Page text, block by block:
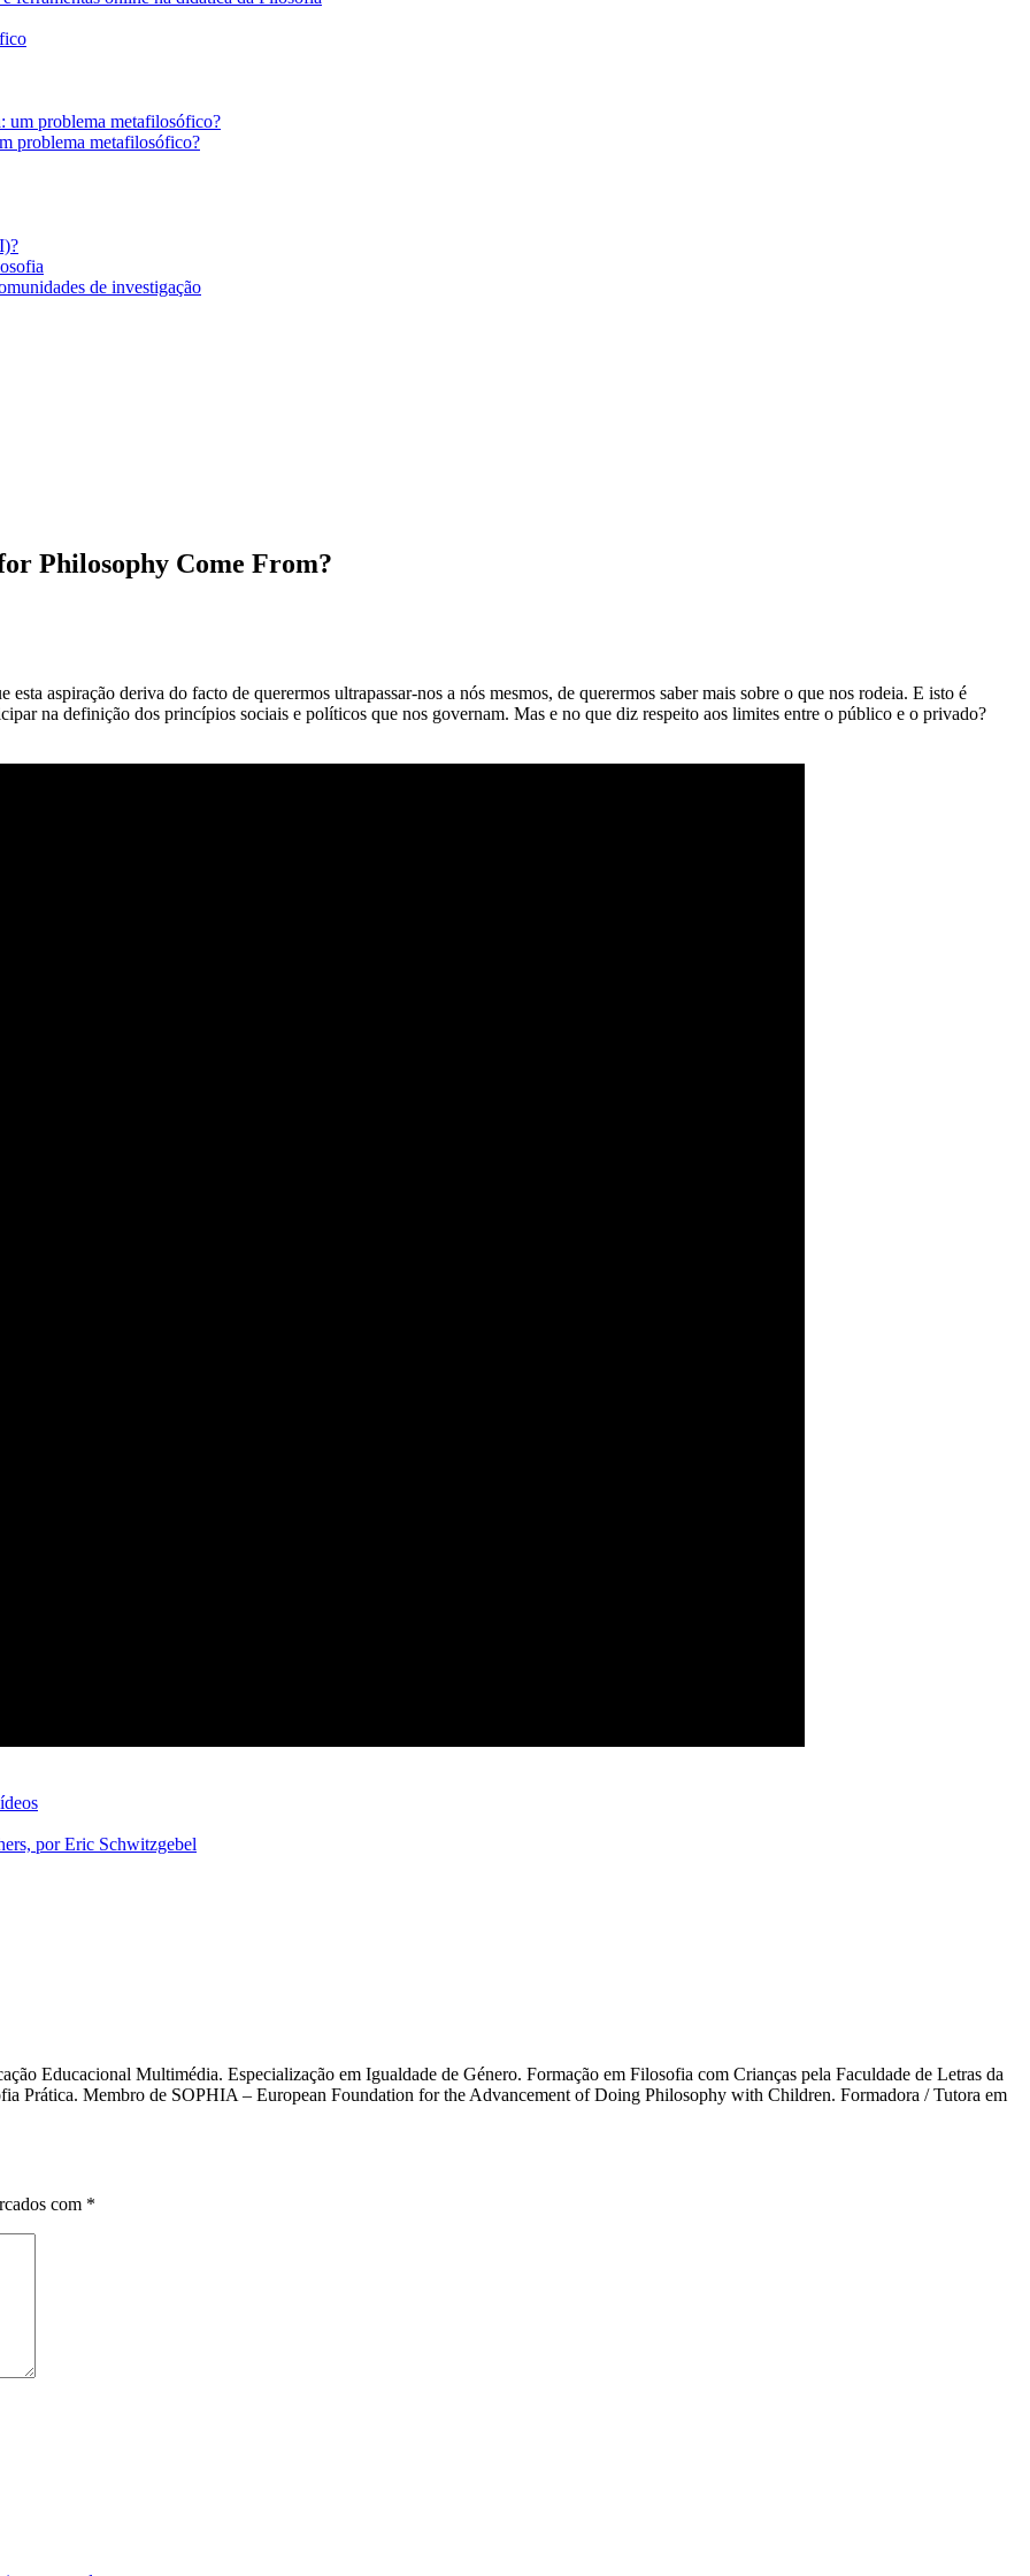
um problema metafilosófico?
problema metafilosófico?
de investigação
Philosophy Come From?
aspiração deriva do facto de querermos ultrapassar-nos a nós mesmos, de querermos saber mais sobre o que nos rodeia. E isto é
na definição dos princípios sociais e políticos que nos governam. Mas e no que diz respeito aos limites entre o público e o privado?
por Eric Schwitzgebel
Educacional Multimédia. Especialização em Igualdade de Género. Formação em Filosofia com Crianças pela Faculdade de Letras da
Prática. Membro de SOPHIA – European Foundation for the Advancement of Doing Philosophy with Children. Formadora / Tutora em
com *